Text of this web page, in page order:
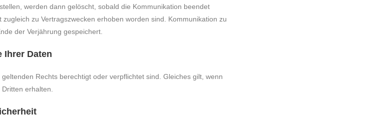
werden dann gelöscht, sobald die Kommunikation beendet
zu Vertragszwecken erhoben worden sind. Kommunikation zu
der Verjährung gespeichert.
Ihrer Daten
Rechts berechtigt oder verpflichtet sind. Gleiches gilt, wenn
erhalten.